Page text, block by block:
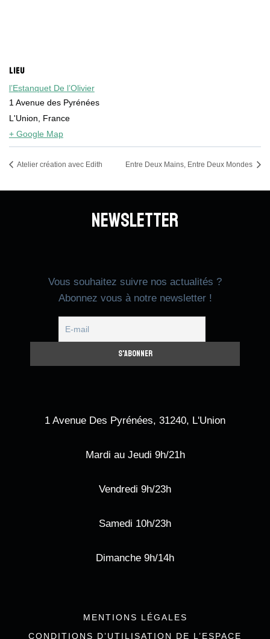
LIEU
l’Estanquet De l’Olivier
1 Avenue des Pyrénées
L'Union, France
+ Google Map
Atelier création avec Edith Entre Deux Mains, Entre Deux Mondes
Newsletter
Vous souhaitez suivre nos actualités ?
Abonnez vous à notre newsletter !
1 Avenue Des Pyrénées, 31240, L'Union
Mardi au Jeudi 9h/21h
Vendredi 9h/23h
Samedi 10h/23h
Dimanche 9h/14h
MENTIONS LÉGALES
CONDITIONS D’UTILISATION DE L’ESPACE